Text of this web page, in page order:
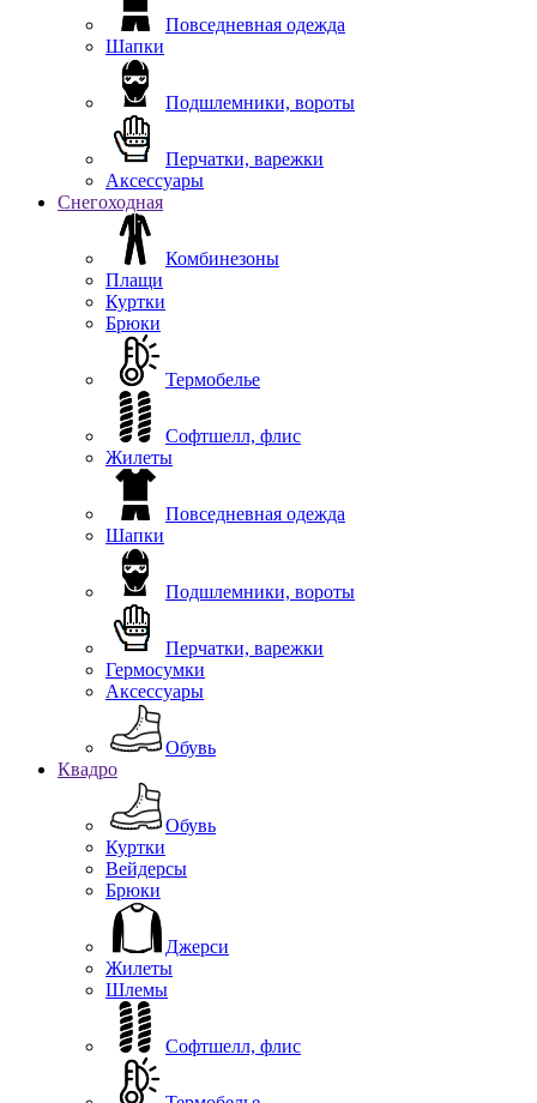
Повседневная одежда
Шапки
Подшлемники, вороты
Перчатки, варежки
Аксессуары
Снегоходная
Комбинезоны
Плащи
Куртки
Брюки
Термобелье
Софтшелл, флис
Жилеты
Повседневная одежда
Шапки
Подшлемники, вороты
Перчатки, варежки
Гермосумки
Аксессуары
Обувь
Квадро
Обувь
Куртки
Вейдерсы
Брюки
Джерси
Жилеты
Шлемы
Софтшелл, флис